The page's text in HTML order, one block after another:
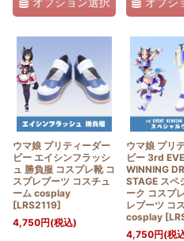
ウマ娘 プリティーダー
ビー エイシンフラッシ
ュ 勝負服 コスプレ靴 コ
スプレブーツ コスチュ
ーム cosplay
[LRS2119]
4,750円(税込)
ウマ娘 プリ
ビー 3rd
WINNING
STAGE スペ
ーク コスプ
レブーツ コ
cosplay [
4,750円(税